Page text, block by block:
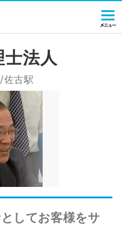
法人
佐古駅
してお客様をサ